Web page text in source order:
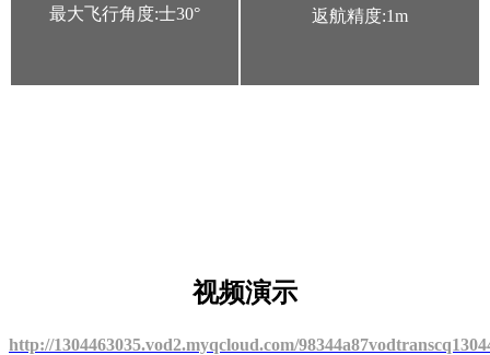
最大飞行角度:士30° 返航精度:1m
视频演示
http://1304463035.vod2.myqcloud.com/